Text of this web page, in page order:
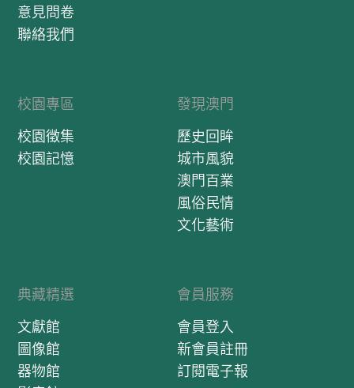
意見問卷
聯絡我們
校園專區
校園徵集
校園記憶
發現澳門
歷史回眸
城市風貌
澳門百業
風俗民情
文化藝術
典藏精選
文獻館
圖像館
器物館
會員服務
會員登入
新會員註冊
訂閱電子報